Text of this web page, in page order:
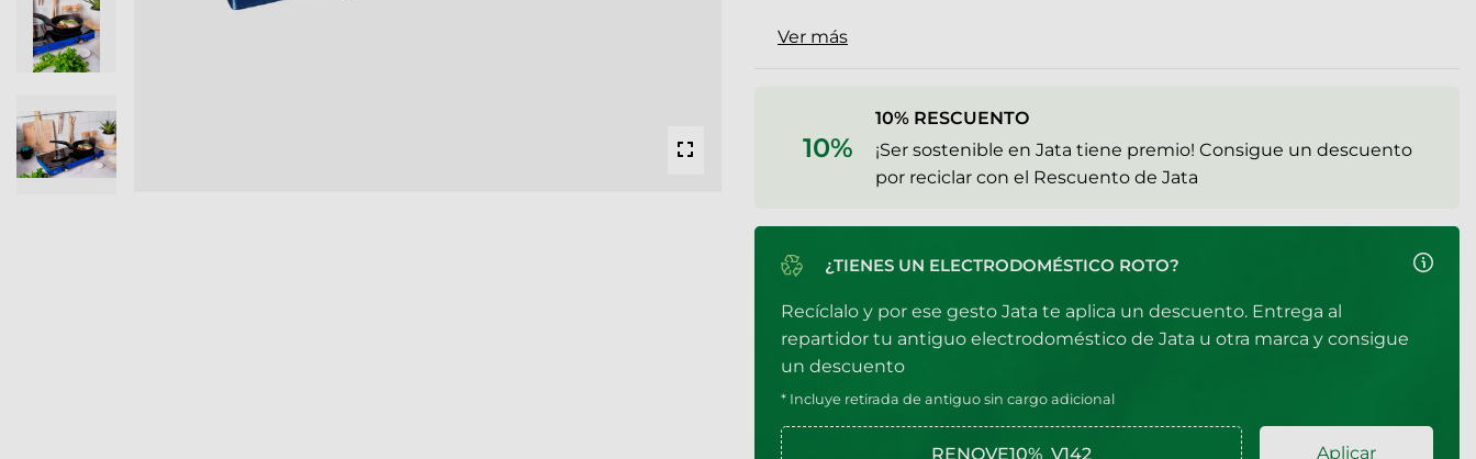
Ver más
10%
10% RESCUENTO
¡Ser sostenible en Jata tiene premio! Consigue un descuento
por reciclar con el Rescuento de Jata
¿TIENES UN ELECTRODOMÉSTICO ROTO?
Recíclalo y por ese gesto Jata te aplica un descuento. Entrega al
repartidor tu antiguo electrodoméstico de Jata u otra marca y consigue
un descuento
* Incluye retirada de antiguo sin cargo adicional
Aplicar